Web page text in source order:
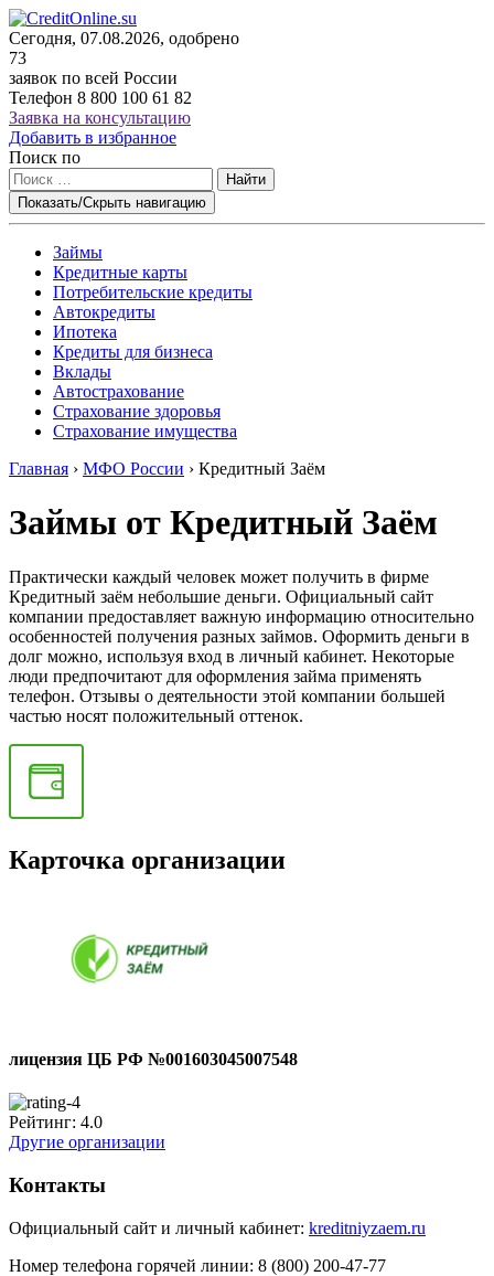
Сегодня, 07.08.2026, одобрено
73
заявок по всей России
Телефон 8 800 100 61 82
Заявка на консультацию
Добавить в избранное
Поиск по
Найти
Показать/Скрыть навигацию
Займы
Кредитные карты
Потребительские кредиты
Автокредиты
Ипотека
Кредиты для бизнеса
Вклады
Автострахование
Страхование здоровья
Страхование имущества
Главная › МФО России › Кредитный Заём
Займы от Кредитный Заём
Практически каждый человек может получить в фирме
Кредитный заём небольшие деньги. Официальный сайт
компании предоставляет важную информацию относительно
особенностей получения разных займов. Оформить деньги в
долг можно, используя вход в личный кабинет. Некоторые
люди предпочитают для оформления займа применять
телефон. Отзывы о деятельности этой компании большей
частью носят положительный оттенок.
Карточка организации
лицензия ЦБ РФ №001603045007548
Рейтинг: 4.0
Другие организации
Контакты
Официальный сайт и личный кабинет: kreditniyzaem.ru
Номер телефона горячей линии: 8 (800) 200-47-77